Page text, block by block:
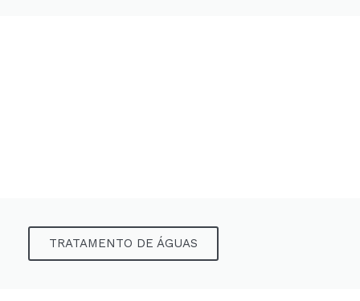
TRATAMENTO DE ÁGUAS